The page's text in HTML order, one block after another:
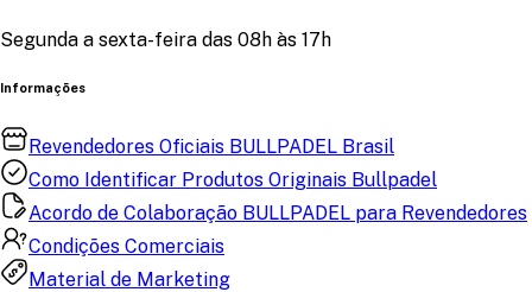
Segunda a sexta-feira das 08h às 17h
Informações
Revendedores Oficiais BULLPADEL Brasil
Como Identificar Produtos Originais Bullpadel
Acordo de Colaboração BULLPADEL para Revendedores
Condições Comerciais
Material de Marketing